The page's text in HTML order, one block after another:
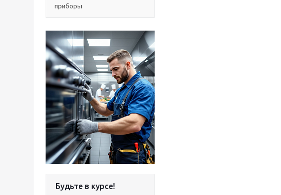
приборы
Будьте в курсе!